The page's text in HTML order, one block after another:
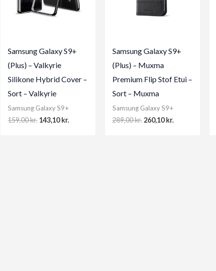
Samsung Galaxy S9+
(Plus) – Valkyrie
Silikone Hybrid Cover –
Sort – Valkyrie
Samsung Galaxy S9+
159,00kr. Original
143,10kr.
Samsung Galaxy S9+
(Plus) – Muxma
Premium Flip Stof Etui –
Sort – Muxma
Samsung Galaxy S9+
289,00kr. Original
260,10kr.